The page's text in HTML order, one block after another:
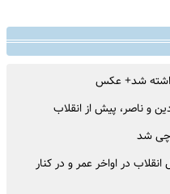
شد+ عکس
و ناصر، پیش از انقلاب
چی شد
در اواخر عمر و در کنار